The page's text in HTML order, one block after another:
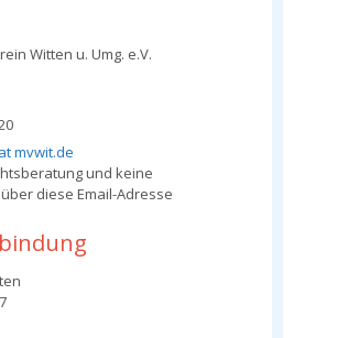
Witten u. Umg. e.V.
mvwit.de
und keine
diese Email-Adresse